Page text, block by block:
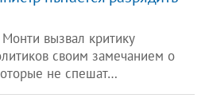
вызвал критику
своим замечанием о
не спешат…